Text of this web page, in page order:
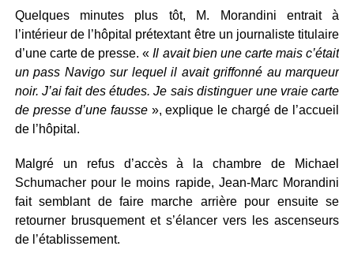
Quelques minutes plus tôt, M. Morandini entrait à
l’intérieur de l’hôpital prétextant être un journaliste titulaire
d’une carte de presse. « Il avait bien une carte mais c’était
un pass Navigo sur lequel il avait griffonné au marqueur
noir. J’ai fait des études. Je sais distinguer une vraie carte
de presse d’une fausse», explique le chargé de l’accueil
de l’hôpital.
Malgré un refus d’accès à la chambre de Michael
Schumacher pour le moins rapide, Jean-Marc Morandini
fait semblant de faire marche arrière pour ensuite se
retourner brusquement et s’élancer vers les ascenseurs
de l’établissement.